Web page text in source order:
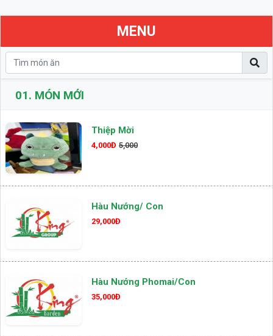
MENU
01. MÓN MỚI
Thiệp Mời
4,000Đ 5,000
Hàu Nướng/ Con
29,000Đ
Hàu Nướng Phomai/con
35,000Đ